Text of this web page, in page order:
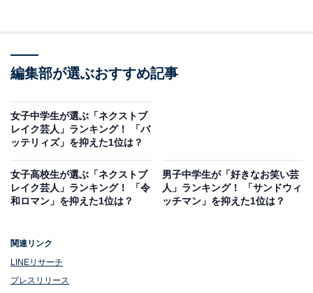
佐々木隆史さんと、独特な雰囲気を醸し出し、ワードセ
2024年「M-1グランプリ」決勝進出を果たし、わずか1点
た「雑談ファンタジスタ」とも呼ばれる漫才で視聴者を
魅了。同年の「NHK新人お笑い大賞」では優勝を飾るな
4月から初の全国ツアーライブを開催するなど、躍進を
続けています。
編集部が選ぶおすすめ記事
女子中学生が選ぶ「ネクストブ
レイク芸人」ランキング！ 「バ
ッテリィズ」を抑えた1位は？
女子高校生が選ぶ「ネクストブ
レイク芸人」ランキング！ 「令
和ロマン」を抑えた1位は？
男子中学生が「好きなお笑い芸
人」ランキング！ 「サンドウィ
ッチマン」を抑えた1位は？
関連リンク
LINEリサーチ
プレスリリース